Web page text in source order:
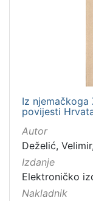
Zagreb na pragu
Digitalizirana
Vrsta
građe
knjiga
Iz njemačkoga
povijesti
Autor
Deželić,
Izdanje
Elektroničko
Nakladnik